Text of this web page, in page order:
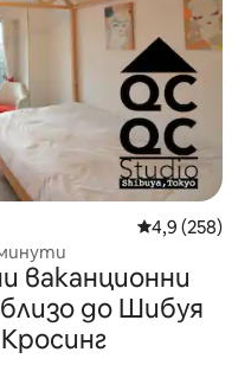
Средна
4,9 (258)
ваканционни
до Шибуя